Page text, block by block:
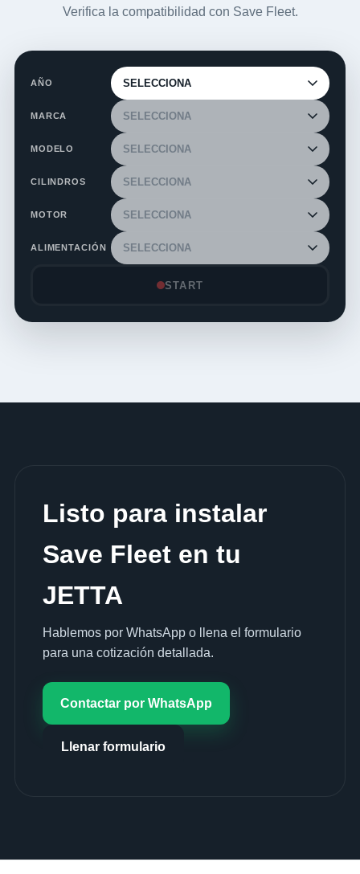
Verifica la compatibilidad con Save Fleet.
AÑO
MARCA
MODELO
CILINDROS
MOTOR
ALIMENTACIÓN
START
Listo para instalar
Save Fleet en tu
JETTA
Hablemos por WhatsApp o llena el formulario
para una cotización detallada.
Contactar por WhatsApp
Llenar formulario